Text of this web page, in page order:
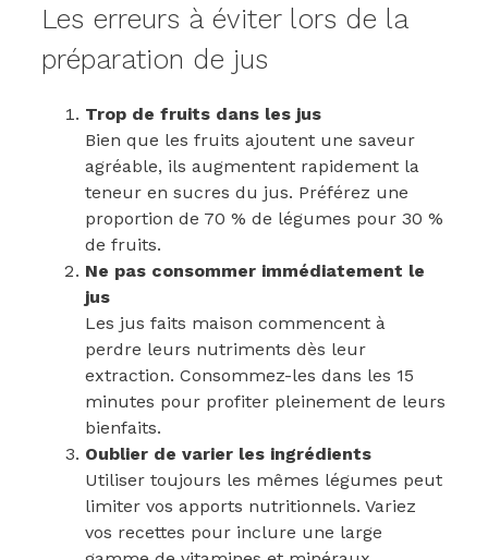
Les erreurs à éviter lors de la
préparation de jus
Trop de fruits dans les jus
Bien que les fruits ajoutent une saveur
agréable, ils augmentent rapidement la
teneur en sucres du jus. Préférez une
proportion de 70 % de légumes pour 30 %
de fruits.
Ne pas consommer immédiatement le
jus
Les jus faits maison commencent à
perdre leurs nutriments dès leur
extraction. Consommez-les dans les 15
minutes pour profiter pleinement de leurs
bienfaits.
Oublier de varier les ingrédients
Utiliser toujours les mêmes légumes peut
limiter vos apports nutritionnels. Variez
vos recettes pour inclure une large